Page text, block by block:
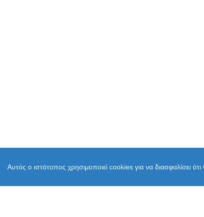
Αυτός ο ιστότοπος χρησιμοποιεί cookies για να διασφαλίσει